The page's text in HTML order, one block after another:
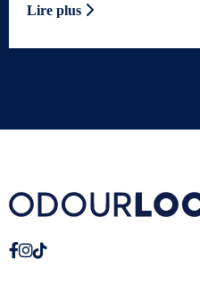
Lire plus